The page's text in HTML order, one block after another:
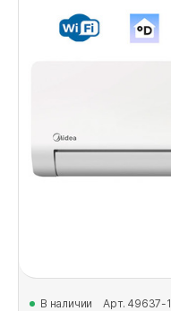
В наличии Арт. 49637-1